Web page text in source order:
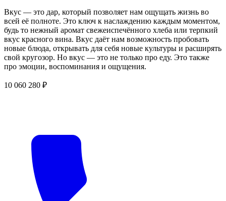
Вкус — это дар, который позволяет нам ощущать жизнь во
всей её полноте. Это ключ к наслаждению каждым моментом,
будь то нежный аромат свежеиспечённого хлеба или терпкий
вкус красного вина. Вкус даёт нам возможность пробовать
новые блюда, открывать для себя новые культуры и расширять
свой кругозор. Но вкус — это не только про еду. Это также
про эмоции, воспоминания и ощущения.
10 060 280 ₽